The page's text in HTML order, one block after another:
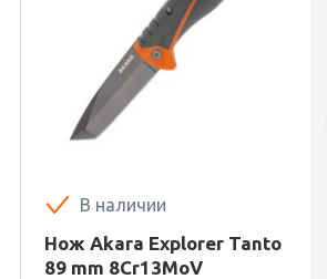
В наличии
Нож Akara Explorer Tanto
89 mm 8Cr13MoV